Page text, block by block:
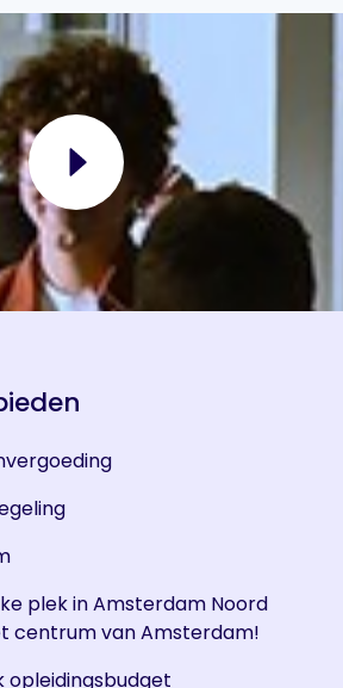
plek in Amsterdam Noord
centrum van Amsterdam!
opleidingsbudget